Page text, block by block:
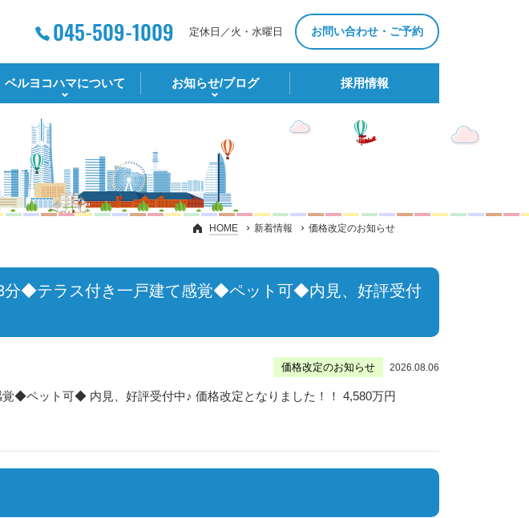
定休日／火・水曜日 お問い合わせ・ご予約
ベルヨコハマについて お知らせ/ブログ 採⽤情報
HOME 新着情報 価格改定のお知らせ
◆テラス付き一戸建て感覚◆ペット可◆内見、好評受付
価格改定のお知らせ 2026.08.06
ペット可◆ 内見、好評受付中♪ 価格改定となりました！！ 4,580万円